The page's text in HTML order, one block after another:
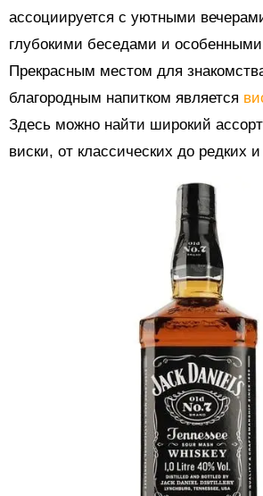
ассоциируется с уютными
глубокими беседами и
Прекрасным местом для
благородным напитком является
Здесь можно найти широкий
виски, от классических до редких